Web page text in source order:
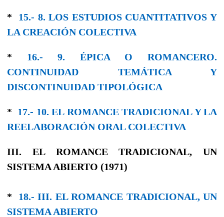
* 15.- 8. LOS ESTUDIOS CUANTITATIVOS Y
LA CREACIÓN COLECTIVA
* 16.- 9. ÉPICA O ROMANCERO.
CONTINUIDAD TEMÁTICA Y
DISCONTINUIDAD TIPOLÓGICA
* 17.- 10. EL ROMANCE TRADICIONAL Y LA
REELABORACIÓN ORAL COLECTIVA
III. EL ROMANCE TRADICIONAL, UN
SISTEMA ABIERTO (1971)
* 18.- III. EL ROMANCE TRADICIONAL, UN
SISTEMA ABIERTO